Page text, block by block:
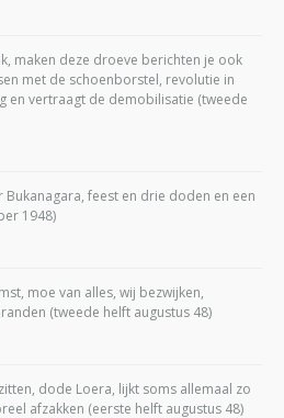
maken deze droeve berichten je ook
met de schoenborstel, revolutie in
en vertraagt de demobilisatie (tweede
Bukanagara, feest en drie doden en een
1948)
moe van alles, wij bezwijken,
(tweede helft augustus 48)
dode Loera, lijkt soms allemaal zo
afzakken (eerste helft augustus 48)